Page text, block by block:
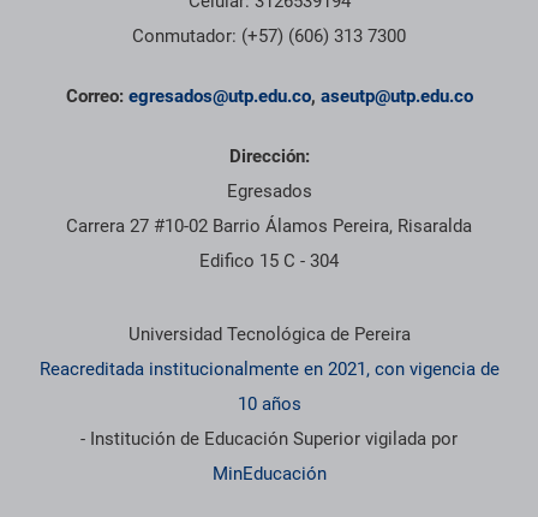
Conmutador: (+57) (606) 313 7300
Correo: egresados@utp.edu.co, aseutp@utp.edu.co
Dirección:
Egresados
Carrera 27 #10-02 Barrio Álamos Pereira, Risaralda
Edifico 15 C - 304
Información institucional
Universidad Tecnológica de Pereira
Reacreditada institucionalmente en 2021, con vigencia de
10 años
- Institución de Educación Superior vigilada por
MinEducación